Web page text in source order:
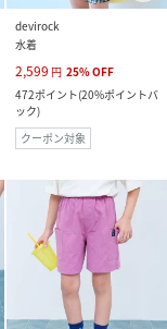
devirock
水着
2,599 円 25%OFF
472ポイント(20%ポイントバ
ック)
クーポン対象